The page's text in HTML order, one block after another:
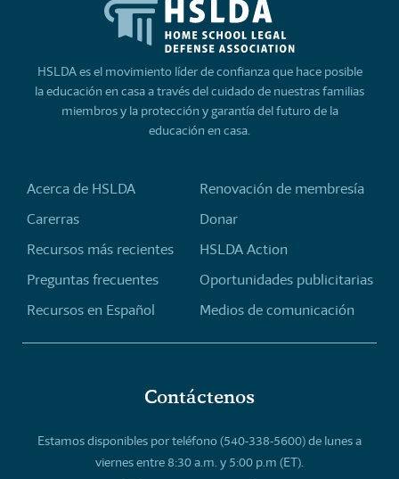
HSLDA es el movimiento líder de confianza que hace posible
la educación en casa a través del cuidado de nuestras familias
miembros y la protección y garantía del futuro de la
educación en casa.
Acerca de HSLDA
Carerras
Recursos más recientes
Preguntas frecuentes
Recursos en Español
Renovación de membresía
Donar
HSLDA Action
Oportunidades publicitarias
Medios de comunicación
Contáctenos
Estamos disponibles por teléfono (540-338-5600) de lunes a
viernes entre 8:30 a.m. y 5:00 p.m (ET).